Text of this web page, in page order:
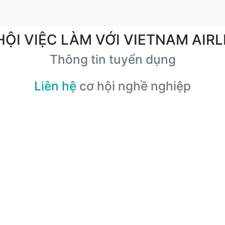
VIỆC LÀM VỚI VIETNAM
Thông tin tuyển dụng
Liên hệ cơ hội nghề nghiệp